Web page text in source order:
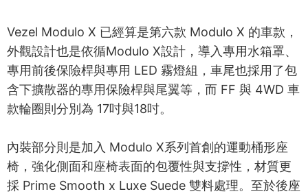
Vezel Modulo X 已經算是第六款 Modulo X 的車款，
外觀設計也是依循Modulo X設計，導入專用水箱罩、
專用前後保險桿與專用 LED 霧燈組，車尾也採用了包
含下擴散器的專用保險桿與尾翼等，而 FF 與 4WD 車
款輪圈則分別為 17吋與18吋。
內裝部分則是加入 Modulo X系列首創的運動桶形座
椅，強化側面和座椅表面的包覆性與支撐性，材質更
採 Prime Smooth x Luxe Suede 雙料處理。至於後座